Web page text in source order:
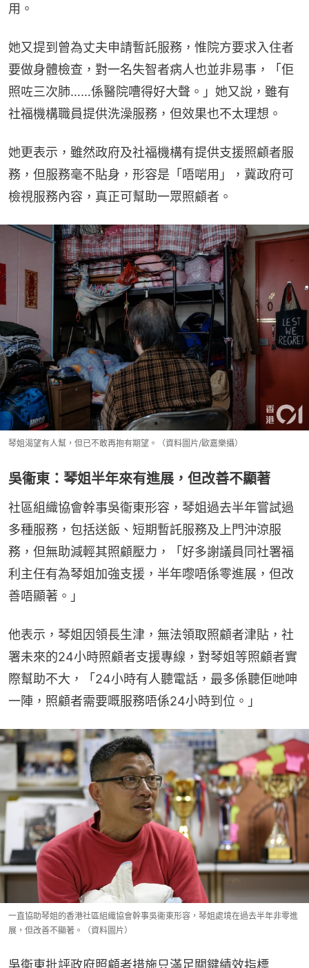
用。
她又提到曾為丈夫申請暫託服務，惟院方要求入住者
要做身體檢查，對一名失智者病人也並非易事，「佢
照咗三次肺……係醫院嘈得好大聲。」她又說，雖有
社福機構職員提供洗澡服務，但效果也不太理想。
她更表示，雖然政府及社福機構有提供支援照顧者服
務，但服務毫不貼身，形容是「唔啱用」，冀政府可
檢視服務內容，真正可幫助一眾照顧者。
琴姐渴望有人幫，但已不敢再抱有期望。（資料圖片/歐嘉樂攝）
吳衞東：琴姐半年來有進展，但改善不顯著
社區組織協會幹事吳衞東形容，琴姐過去半年嘗試過
多種服務，包括送飯、短期暫託服務及上門沖涼服
務，但無助減輕其照顧壓力，「好多謝議員同社署福
利主任有為琴姐加強支援，半年嚟唔係零進展，但改
善唔顯著。」
他表示，琴姐因領長生津，無法領取照顧者津貼，社
署未來的24小時照顧者支援專線，對琴姐等照顧者實
際幫助不大，「24小時有人聽電話，最多係聽佢哋呻
一陣，照顧者需要嘅服務唔係24小時到位。」
一直協助琴姐的香港社區組織協會幹事吳衞東形容，琴姐處境在過去半年非零進
展，但改善不顯著。（資料圖片）
吳衞東批評政府照顧者措施只滿足關鍵績效指標